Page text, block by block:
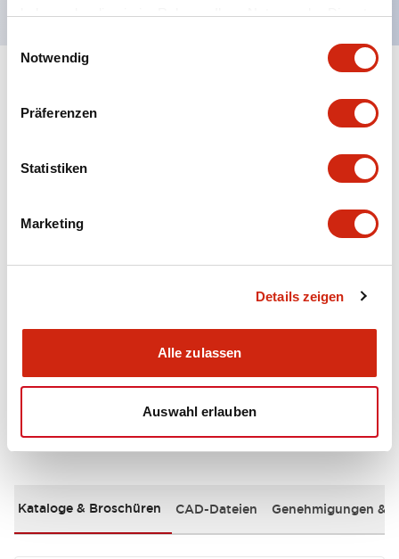
haben oder die sie im Rahmen Ihrer Nutzung der Dienste
Notwendig
Präferenzen
Statistiken
Marketing
Details zeigen
Alle zulassen
Auswahl erlauben
Electrical Specifications (rated illuminated
Dokumente und Dateien
Kataloge & Broschüren CAD-Dateien Genehmigungen &